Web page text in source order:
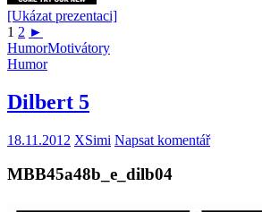
[Ukázat prezentaci]
1 2 ►
HumorMotivátory
Humor
Dilbert 5
18.11.2012 XSimi Napsat komentář
MBB45a48b_e_dilb04